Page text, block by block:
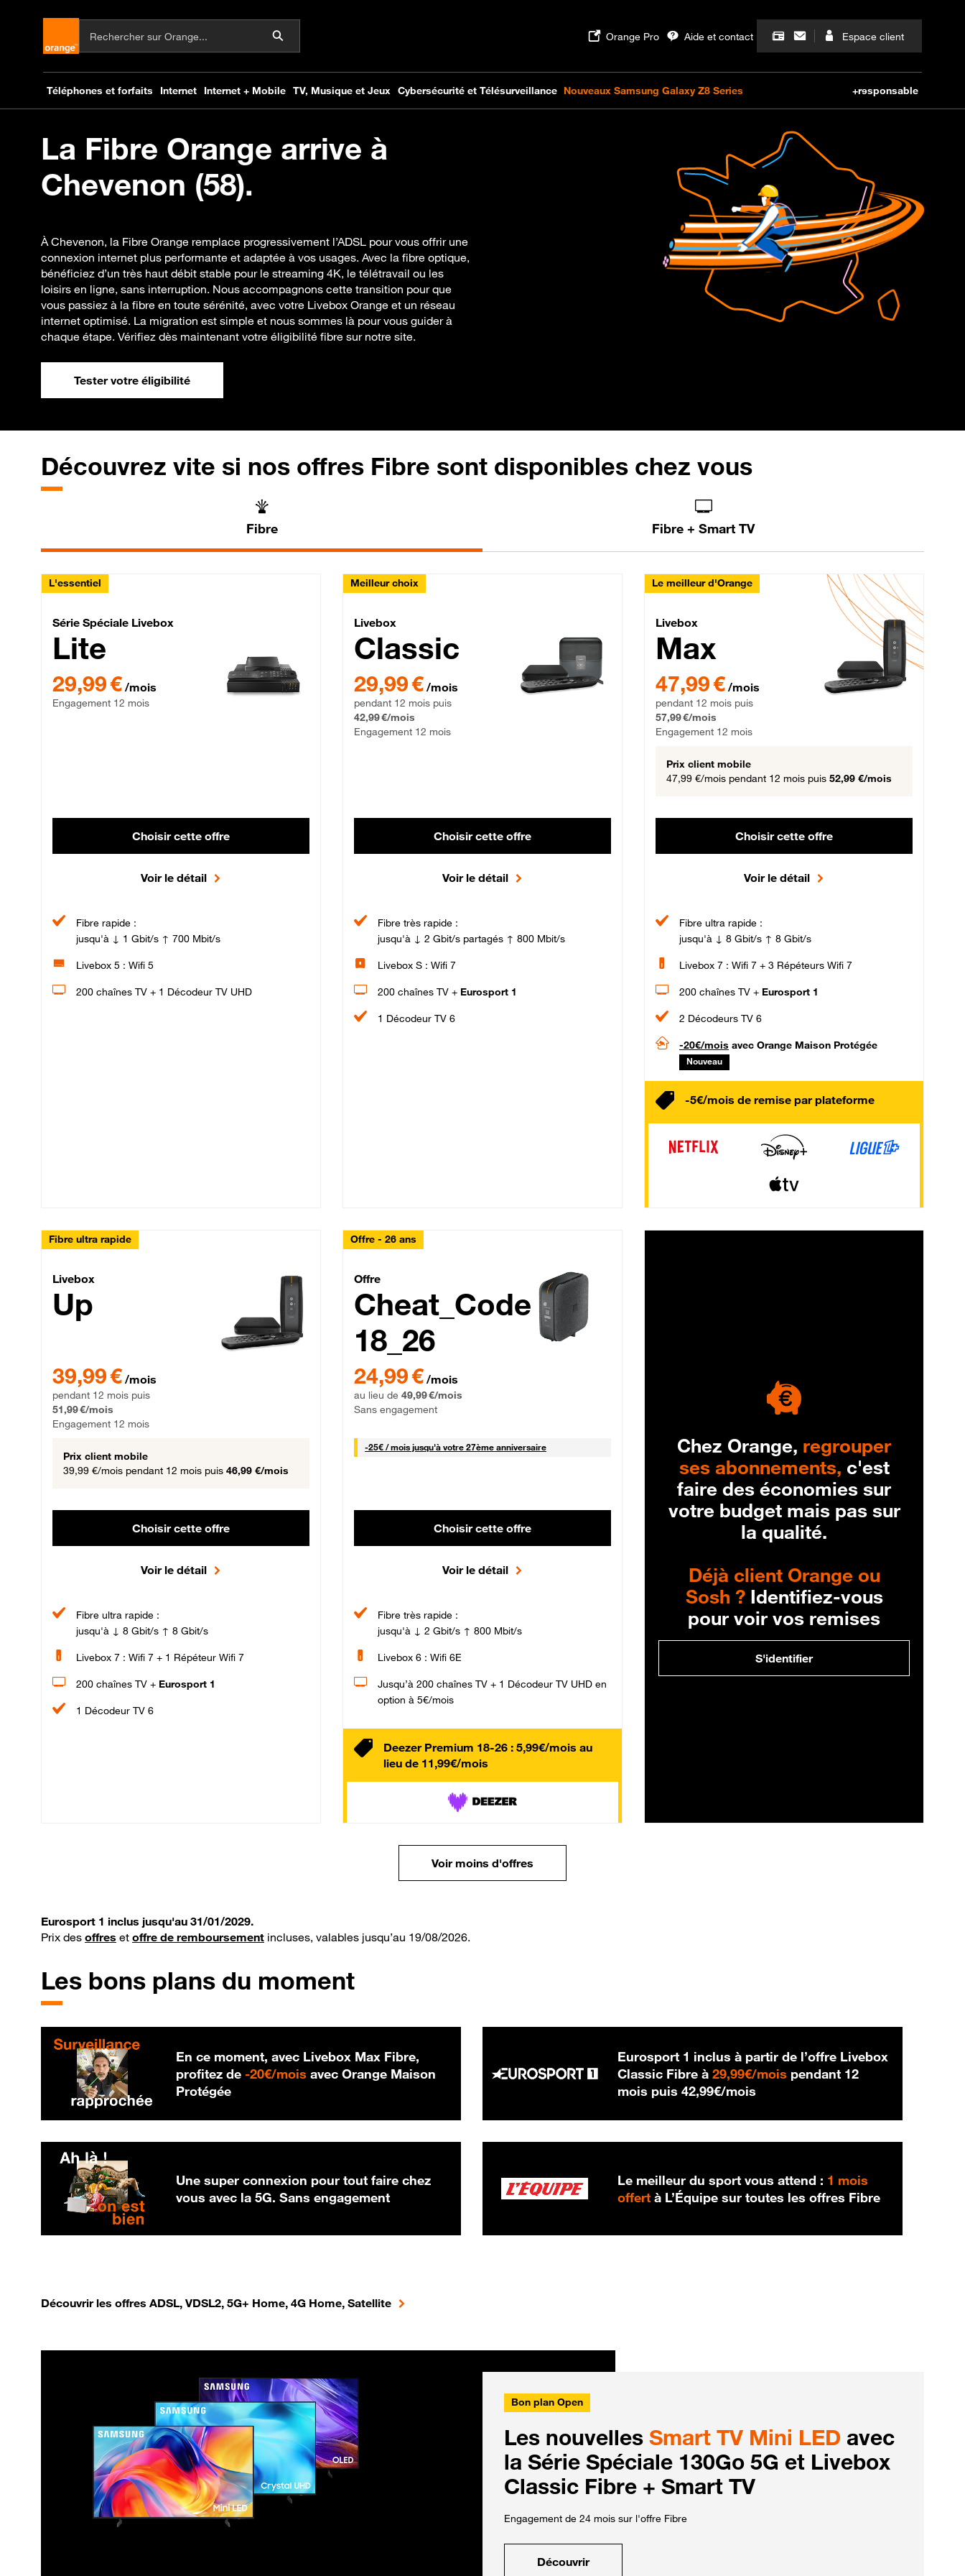
La Fibre Orange arrive à
Chevenon (58).
À Chevenon, la Fibre Orange remplace progressivement l’ADSL pour vous offrir une
connexion internet plus performante et adaptée à vos usages. Avec la fibre optique,
bénéficiez d’un très haut débit stable pour le streaming 4K, le télétravail ou les
loisirs en ligne, sans interruption. Nous accompagnons cette transition pour que
vous passiez à la fibre en toute sérénité, avec votre Livebox Orange et un réseau
internet optimisé. La migration est simple et nous sommes là pour vous guider à
chaque étape. Vérifiez dès maintenant votre éligibilité fibre sur notre site.
Tester votre éligibilité
Découvrez vite si nos offres Fibre sont disponibles chez vous
Fibre Fibre + Smart TV
L'essentiel
Série Spéciale Livebox Lite Fibre
Série Spéciale Livebox
Lite
29,99 € par mois , Engagement 12 mois
29,99 € /mois
Engagement 12 mois
Choisir cette offre
Voir le détail
Fibre rapide :
jusqu'à ↓ 1 Gbit/s ↑ 700 Mbit/s
Livebox 5 : Wifi 5
200 chaînes TV + 1 Décodeur TV UHD
Meilleur choix
Livebox Classic Fibre
Livebox
Classic
29,99 € par mois pendant 12 mois puis 42,99 € par mois, Engagement 12 mois
29,99 € /mois
pendant 12 mois puis
42,99 €/mois
Engagement 12 mois
Choisir cette offre
Voir le détail
Fibre très rapide :
jusqu'à ↓ 2 Gbit/s partagés ↑ 800 Mbit/s
Livebox S : Wifi 7
200 chaînes TV + Eurosport 1
1 Décodeur TV 6
Le meilleur d'Orange
Livebox Max Fibre
Livebox
Max
47,99 € par mois pendant 12 mois puis 57,99 € par mois,
47,99 € /mois
pendant 12 mois puis
57,99 €/mois
Engagement 12 mois
Prix client mobile
47,99 €/mois pendant 12 mois puis 52,99 €/mois
Choisir cette offre
Voir le détail
Fibre ultra rapide :
jusqu'à ↓ 8 Gbit/s ↑ 8 Gbit/s
Livebox 7 : Wifi 7 + 3 Répéteurs Wifi 7
200 chaînes TV + Eurosport 1
2 Décodeurs TV 6
-20€/mois avec Orange Maison Protégée
Nouveau
-5€/mois de remise par plateforme
Fibre ultra rapide
Livebox Up Fibre
Livebox
Up
39,99 € /mois
pendant 12 mois puis
51,99 €/mois
Engagement 12 mois
Prix client mobile
39,99 €/mois pendant 12 mois puis 46,99 €/mois
Choisir cette offre
Voir le détail
Fibre ultra rapide :
jusqu'à ↓ 8 Gbit/s ↑ 8 Gbit/s
Livebox 7 : Wifi 7 + 1 Répéteur Wifi 7
200 chaînes TV + Eurosport 1
1 Décodeur TV 6
Offre - 26 ans
Cheat_Code Fibre_18_26
Offre
Cheat_Code
18_26
24,99 € /mois
au lieu de 49,99 €/mois
Sans engagement
-25€ / mois25 € par mois
jusqu'à votre 27ème anniversaire
Choisir cette offre
Voir le détail
Fibre très rapide :
jusqu'à ↓ 2 Gbit/s ↑ 800 Mbit/s
Livebox 6 : Wifi 6E
Jusqu’à 200 chaînes TV + 1 Décodeur TV UHD en
option à 5€/mois
Deezer Premium 18-26 : 5,99€/mois au
lieu de 11,99€/mois
Chez Orange, regrouper
ses abonnements, c'est
faire des économies sur
votre budget mais pas sur
la qualité.
Déjà client Orange ou
Sosh ?Identifiez-vous
pour voir vos remises
S'identifier
Voir moins d'offres
Eurosport 1 inclus jusqu'au 31/01/2029.
Prix des offres et offre de remboursement incluses, valables jusqu’au 19/08/2026.
Les bons plans du moment
En ce moment, avec Livebox Max Fibre,
profitez de -20€/mois 20 € par mois
avec Orange Maison
Protégée
Eurosport 1 inclus à partir de l’offre Livebox
Classic Fibre à29,99€/mois 29,99 € par mois
pendant 12
mois puis42,99€/mois
Une super connexion pour tout faire chez
vous avec la 5G. Sans engagement
Le meilleur du sport vous attend : 1 mois
offert à L’Équipe sur toutes les offres Fibre
Découvrir les offres ADSL, VDSL2, 5G+ Home, 4G Home, Satellite
Bon plan Open
Les nouvelles Smart TV Mini LED avec
la Série Spéciale 130Go 5G et Livebox
Classic Fibre + Smart TV
Engagement de 24 mois sur l'offre Fibre
Découvrir